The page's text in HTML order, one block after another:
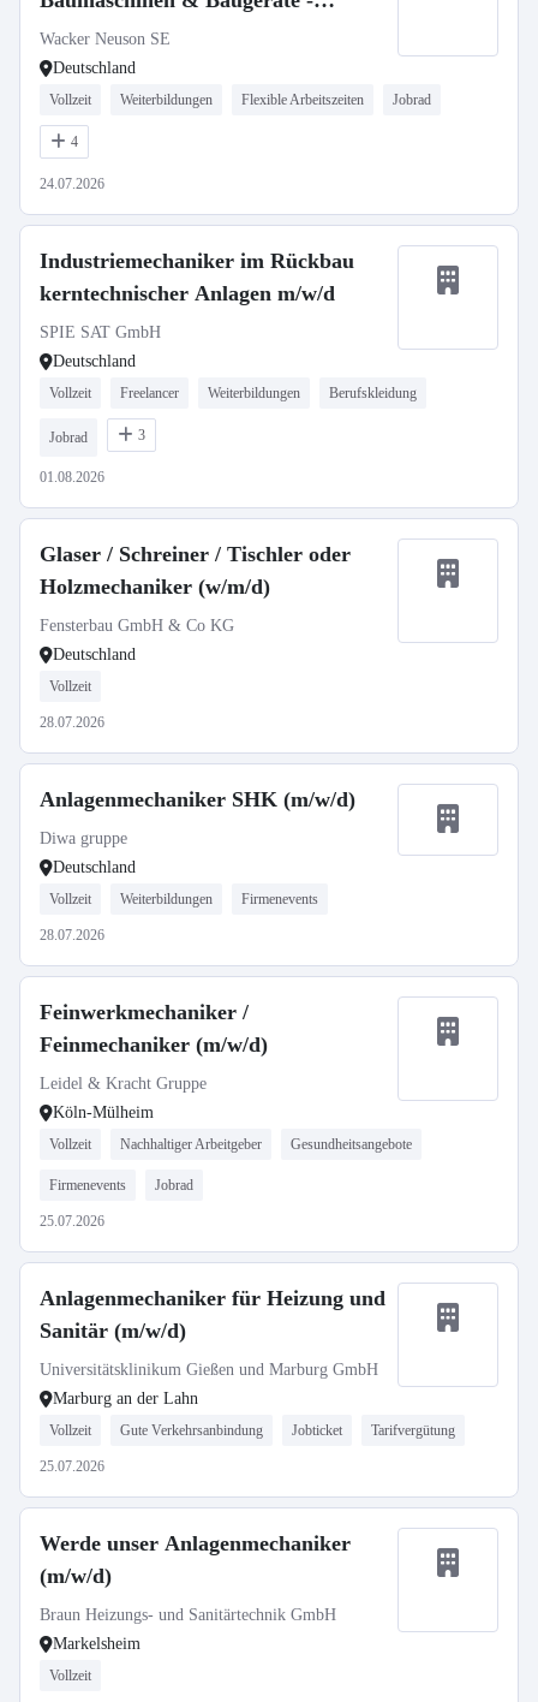
stationär oder mobil
Wacker Neuson SE
Deutschland
Vollzeit Weiterbildungen Flexible Arbeitszeiten Jobrad
4
24.07.2026
Industriemechaniker im Rückbau
kerntechnischer Anlagen m/w/d
SPIE SAT GmbH
Deutschland
Vollzeit Freelancer Weiterbildungen Berufskleidung
Jobrad 3
01.08.2026
Glaser / Schreiner / Tischler oder
Holzmechaniker (w/m/d)
Fensterbau GmbH & Co KG
Deutschland
Vollzeit
28.07.2026
Anlagenmechaniker SHK (m/w/d)
Diwa gruppe
Deutschland
Vollzeit Weiterbildungen Firmenevents
28.07.2026
Feinwerkmechaniker /
Feinmechaniker (m/w/d)
Leidel & Kracht Gruppe
Köln-Mülheim
Vollzeit Nachhaltiger Arbeitgeber Gesundheitsangebote
Firmenevents Jobrad
25.07.2026
Anlagenmechaniker für Heizung und
Sanitär (m/w/d)
Universitätsklinikum Gießen und Marburg GmbH
Marburg an der Lahn
Vollzeit Gute Verkehrsanbindung Jobticket Tarifvergütung
25.07.2026
Werde unser Anlagenmechaniker
(m/w/d)
Braun Heizungs- und Sanitärtechnik GmbH
Markelsheim
Vollzeit